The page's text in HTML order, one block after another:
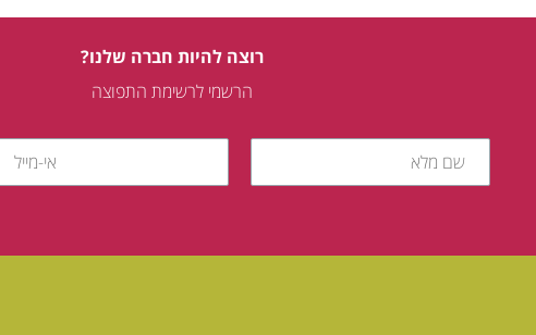
רוצה להיות חברה שלנו?
הרשמי לרשימת התפוצה